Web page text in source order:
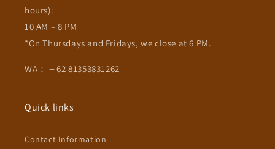
hours):
10 AM – 8 PM
*On Thursdays and Fridays, we close at 6 PM.
WA：＋62 81353831262
Quick links
Contact Information